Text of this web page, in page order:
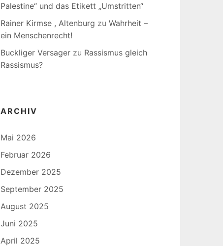
Palestine“ und das Etikett „Umstritten“
Rainer Kirmse , Altenburg zu Wahrheit –
ein Menschenrecht!
Buckliger Versager zu Rassismus gleich
Rassismus?
ARCHIV
Mai 2026
Februar 2026
Dezember 2025
September 2025
August 2025
Juni 2025
April 2025